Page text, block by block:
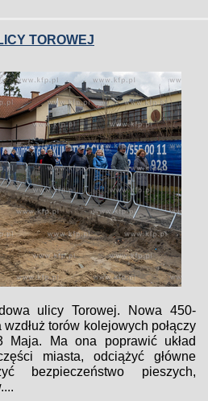
TOROWEJ
ulicy Torowej. Nowa 450-
torów kolejowych połączy
Ma ona poprawić układ
miasta, odciążyć główne
bezpieczeństwo pieszych,